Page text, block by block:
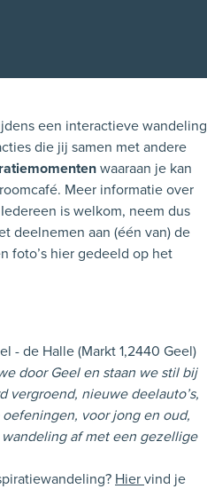
een interactieve wandeling
die jij samen met andere
waaraan je kan
Meer informatie over
is welkom, neem dus
deelnemen aan (één van) de
foto’s hier gedeeld op het
- de Halle (Markt 1,2440 Geel)
door Geel en staan we stil bij
nieuwe deelauto’s,
voor jong en oud,
af met een gezellige
Hier vind je